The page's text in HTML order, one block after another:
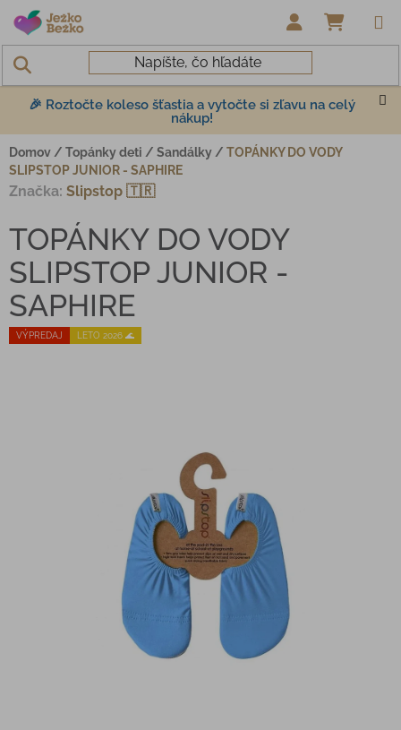
Prejsť na obsah
🎉 Roztočte koleso šťastia a vytočte si zľavu na celý
nákup!
Domov / Topánky deti / Sandálky / TOPÁNKY DO VODY
SLIPSTOP JUNIOR - SAPHIRE
VÝPREDAJ LETO 2026 🌊
TOPÁNKY DO VODY
SLIPSTOP JUNIOR -
SAPHIRE
Značka: Slipstop 🇹🇷